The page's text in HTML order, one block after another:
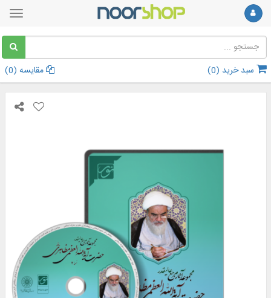
سبد خرید (0
) مقایسه (0
)